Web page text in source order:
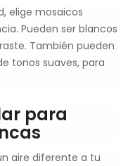
elige mosaicos
Pueden ser blancos
También pueden
tonos suaves, para
para
aire diferente a tu